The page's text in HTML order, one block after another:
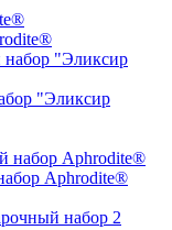
"Эликсир
Aphrodite®